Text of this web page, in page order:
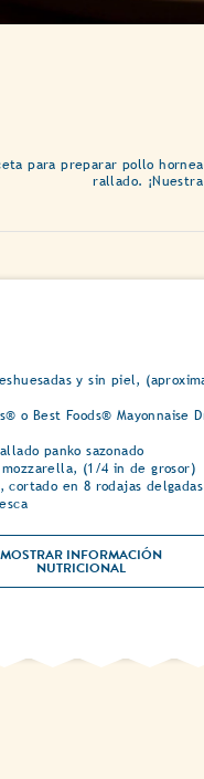
para preparar pollo
rallado.
y sin piel,
o Best Foods® Mayonnaise
panko sazonado
(1/4 in de grosor)
cortado en 8 rodajas delgadas
MOSTRAR INFORMACIÓN